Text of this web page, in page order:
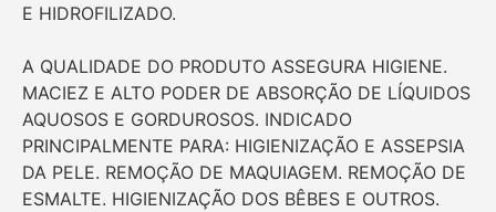
E HIDROFILIZADO.
A QUALIDADE DO PRODUTO ASSEGURA HIGIENE.
MACIEZ E ALTO PODER DE ABSORÇÃO DE LÍQUIDOS
AQUOSOS E GORDUROSOS. INDICADO
PRINCIPALMENTE PARA: HIGIENIZAÇÃO E ASSEPSIA
DA PELE. REMOÇÃO DE MAQUIAGEM. REMOÇÃO DE
ESMALTE. HIGIENIZAÇÃO DOS BÊBES E OUTROS.